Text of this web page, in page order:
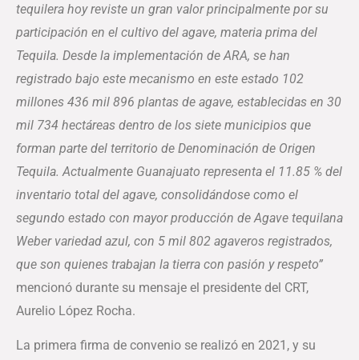
tequilera hoy reviste un gran valor principalmente por su
participación en el cultivo del agave, materia prima del
Tequila. Desde la implementación de ARA, se han
registrado bajo este mecanismo en este estado 102
millones 436 mil 896 plantas de agave, establecidas en 30
mil 734 hectáreas dentro de los siete municipios que
forman parte del territorio de Denominación de Origen
Tequila. Actualmente Guanajuato representa el 11.85 % del
inventario total del agave, consolidándose como el
segundo estado con mayor producción de Agave tequilana
Weber variedad azul, con 5 mil 802 agaveros registrados,
que son quienes trabajan la tierra con pasión y respeto”
mencionó durante su mensaje el presidente del CRT,
Aurelio López Rocha.
La primera firma de convenio se realizó en 2021, y su